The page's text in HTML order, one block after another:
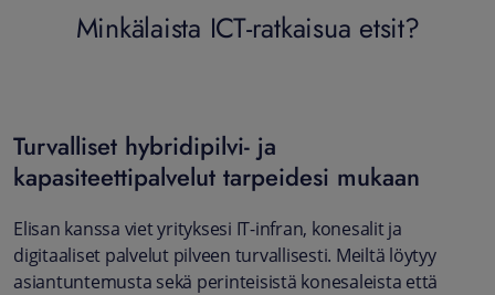
Minkälaista ICT-ratkaisua etsit?
Turvalliset hybridipilvi- ja
kapasiteettipalvelut tarpeidesi mukaan
Elisan kanssa viet yrityksesi IT-infran, konesalit ja
digitaaliset palvelut pilveen turvallisesti. Meiltä löytyy
asiantuntemusta sekä perinteisistä konesaleista että